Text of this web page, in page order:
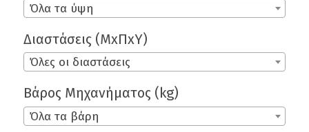
Όλα τα ύψη
Διαστάσεις (ΜxΠxΥ)
Όλες οι διαστάσεις
Βάρος Μηχανήματος (kg)
Όλα τα βάρη